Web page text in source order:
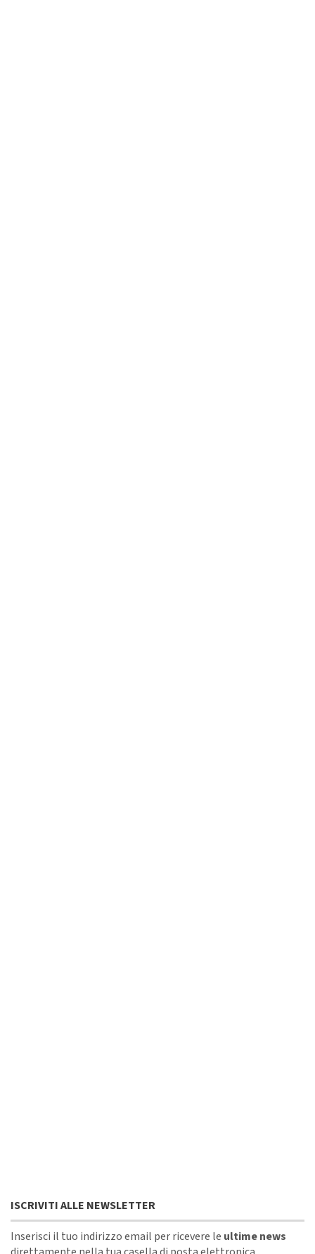
ISCRIVITI ALLE NEWSLETTER
Inserisci il tuo indirizzo email per ricevere le ultime news